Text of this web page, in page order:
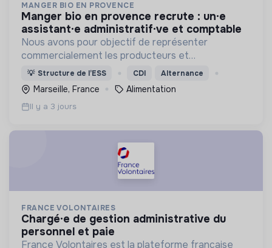
MANGER BIO EN PROVENCE
manger bio en provence recrute : un·e
assistant·e administratif·ve et comptable
Nous avons pour objectif de représenter
commercialement les producteurs et
transformateurs BIO de la région SUD auprès des
collectivités afin d’introduire les produits BIO et
LOCAUX dans les cantines.
💡 Structure de l’ESS CDI Alternance
Marseille, France Alimentation
Il y a 3 jours
FRANCE VOLONTAIRES
chargé·e de gestion administrative du
personnel et paie
France Volontaires est la plateforme française